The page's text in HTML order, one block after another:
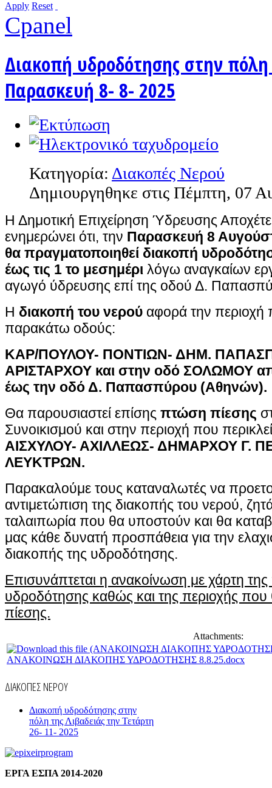
Apply Reset
Cpanel
Διακοπή υδροδότησης στην πόλη
Παρασκευή 8- 8- 2025
Κατηγορία: Διακοπές Νερού
Δημιουργηθηκε στις Πέμπτη, 07
Η Δημοτική Επιχείρηση Ύδρευσης
ενημερώνει ότι, την Παρασκευή 8
θα πραγματοποιηθεί διακοπή
έως τις 1 το μεσημέρι λόγω αναγκαίων
αγωγό ύδρευσης επί της οδού Δ.
Η διακοπή του νερού αφορά την περιοχή
παρακάτω οδούς:
ΚΑΡ/ΠΟΥΛΟΥ- ΠΟΝΤΙΩΝ- ΔΗΜ.
ΑΡΙΣΤΑΡΧΟΥ και στην οδό ΣΟΛΩΜΟΥ
έως την οδό Δ. Παπασπύρου (Αθηνών).
Θα παρουσιαστεί επίσης πτώση πίεσης
Συνοικισμού και στην περιοχή που
ΑΙΣΧΥΛΟΥ- ΑΧΙΛΛΕΩΣ- ΔΗΜΑΡΧΟΥ Γ.
ΛΕΥΚΤΡΩΝ.
Παρακαλούμε τους καταναλωτές να
αντιμετώπιση της διακοπής του νερού,
ταλαιπωρία που θα υποστούν και θα
μας κάθε δυνατή προσπάθεια για την
διακοπής της υδροδότησης.
Επισυνάπτεται η ανακοίνωση με χάρτη
υδροδότησης καθώς και της περιοχής
πίεσης.
Attachments:
ΑΝΑΚΟΙΝΩΣΗ ΔΙΑΚΟΠΗΣ ΥΔΡΟΔΟΤΗΣΗΣ 8.8.25.docx
ΔΙΑΚΟΠΕΣ ΝΕΡΟΥ
Διακοπή υδροδότησης στην
πόλη της Λιβαδειάς την Τετάρτη
26- 11- 2025
ΕΡΓΑ ΕΣΠΑ 2014-2020